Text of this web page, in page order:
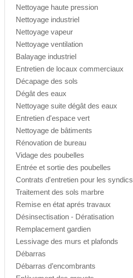
Nettoyage haute pression
Nettoyage industriel
Nettoyage vapeur
Nettoyage ventilation
Balayage industriel
Entretien de locaux commerciaux
Décapage des sols
Dégât des eaux
Nettoyage suite dégât des eaux
Entretien d'espace vert
Nettoyage de bâtiments
Rénovation de bureau
Vidage des poubelles
Entrée et sortie des poubelles
Contrats d'entretien pour les syndics
Traitement des sols marbre
Remise en état aprés travaux
Désinsectisation - Dératisation
Remplacement gardien
Lessivage des murs et plafonds
Débarras
Débarras d’encombrants